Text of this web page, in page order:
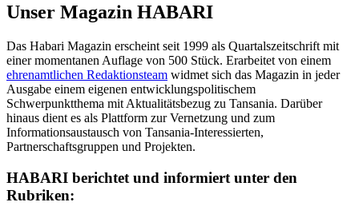
Unser Magazin HABARI
Das Habari Magazin erscheint seit 1999 als Quartalszeitschrift mit
einer momentanen Auflage von 500 Stück. Erarbeitet von einem
ehrenamtlichen Redaktionsteam widmet sich das Magazin in jeder
Ausgabe einem eigenen entwicklungspolitischem
Schwerpunktthema mit Aktualitätsbezug zu Tansania. Darüber
hinaus dient es als Plattform zur Vernetzung und zum
Informationsaustausch von Tansania-Interessierten,
Partnerschaftsgruppen und Projekten.
HABARI berichtet und informiert unter den
Rubriken: